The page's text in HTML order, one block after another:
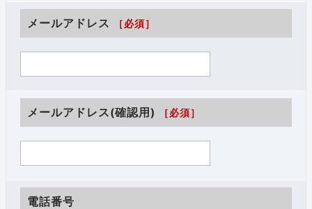
メールアドレス ［必須］
メールアドレス(確認用) ［必須］
電話番号